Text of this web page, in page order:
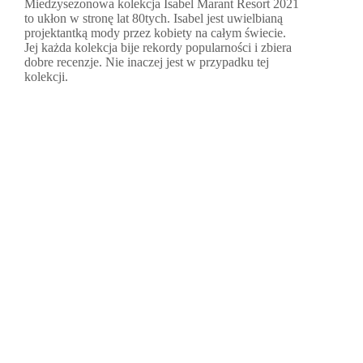
Miedzysezonowa kolekcja Isabel Marant Resort 2021
to ukłon w stronę lat 80tych. Isabel jest uwielbianą
projektantką mody przez kobiety na całym świecie.
Jej każda kolekcja bije rekordy popularności i zbiera
dobre recenzje. Nie inaczej jest w przypadku tej
kolekcji.